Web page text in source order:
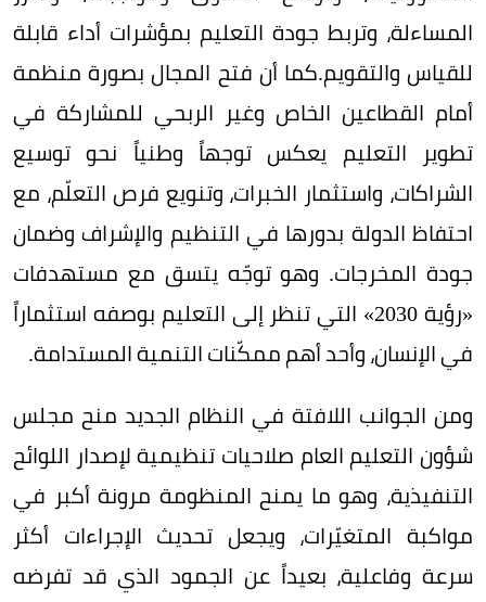
المساءلة، وتربط جودة التعليم بمؤشرات أداء قابلة
للقياس والتقويم.كما أن فتح المجال بصورة منظمة
أمام القطاعين الخاص وغير الربحي للمشاركة في
تطوير التعليم يعكس توجهاً وطنياً نحو توسيع
الشراكات، واستثمار الخبرات، وتنويع فرص التعلّم، مع
احتفاظ الدولة بدورها في التنظيم والإشراف وضمان
جودة المخرجات. وهو توجّه يتسق مع مستهدفات
«رؤية 2030» التي تنظر إلى التعليم بوصفه استثماراً
في الإنسان، وأحد أهم ممكّنات التنمية المستدامة.
ومن الجوانب اللافتة في النظام الجديد منح مجلس
شؤون التعليم العام صلاحيات تنظيمية لإصدار اللوائح
التنفيذية، وهو ما يمنح المنظومة مرونة أكبر في
مواكبة المتغيّرات، ويجعل تحديث الإجراءات أكثر
سرعة وفاعلية، بعيداً عن الجمود الذي قد تفرضه